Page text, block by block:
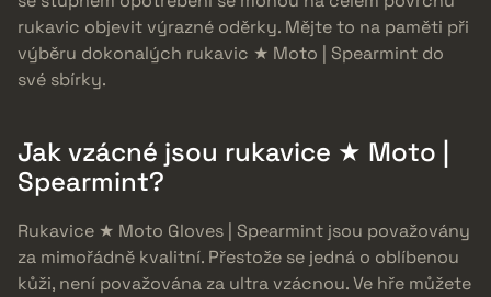
rukavic objevit výrazné oděrky. Mějte to na paměti při
výběru dokonalých rukavic ★ Moto | Spearmint do
své sbírky.
Jak vzácné jsou rukavice ★ Moto |
Spearmint?
Rukavice ★ Moto Gloves | Spearmint jsou považovány
za mimořádně kvalitní. Přestože se jedná o oblíbenou
kůži, není považována za ultra vzácnou. Ve hře můžete